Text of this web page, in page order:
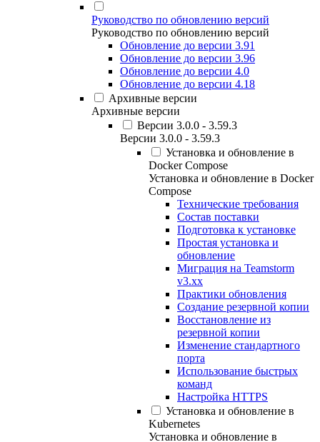
Руководство по обновлению версий
Руководство по обновлению версий
Обновление до версии 3.91
Обновление до версии 3.96
Обновление до версии 4.0
Обновление до версии 4.18
Архивные версии
Архивные версии
Версии 3.0.0 - 3.59.3
Версии 3.0.0 - 3.59.3
Установка и обновление в
Docker Compose
Установка и обновление в Docker
Compose
Технические требования
Состав поставки
Подготовка к установке
Простая установка и
обновление
Миграция на Teamstorm
v3.xx
Практики обновления
Создание резервной копии
Восстановление из
резервной копии
Изменение стандартного
порта
Использование быстрых
команд
Настройка HTTPS
Установка и обновление в
Kubernetes
Установка и обновление в